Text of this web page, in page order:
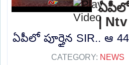
ఏపీలో
|
ఏపీలో పూర్తైన SIR.. ఆ 44
CATEGORY: NEWS